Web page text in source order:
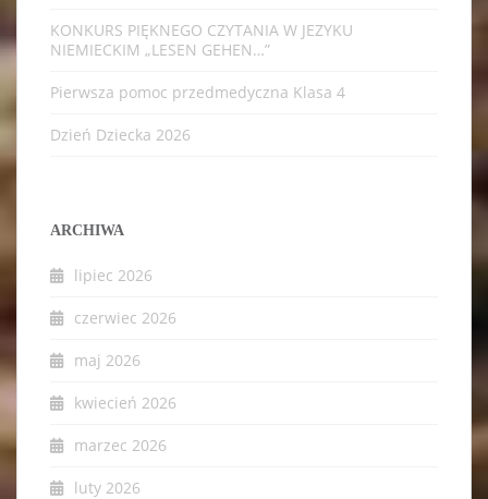
KONKURS PIĘKNEGO CZYTANIA W JEZYKU
NIEMIECKIM „LESEN GEHEN…”
Pierwsza pomoc przedmedyczna Klasa 4
Dzień Dziecka 2026
ARCHIWA
lipiec 2026
czerwiec 2026
maj 2026
kwiecień 2026
marzec 2026
luty 2026